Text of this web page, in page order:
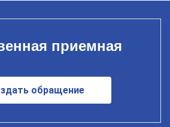
приемная
обращение